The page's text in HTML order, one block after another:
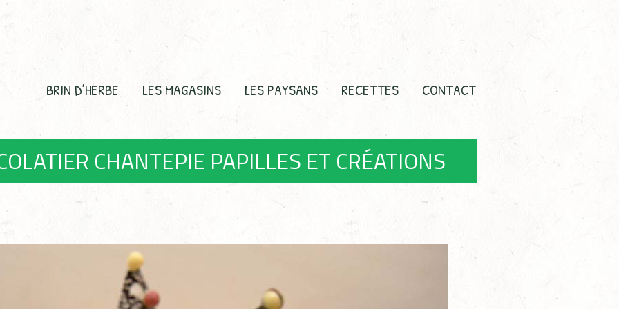
BRIN D’HERBE LES MAGASINS LES PAYSANS RECETTES CONTACT
CHANTEPIE PAPILLES ET CRÉATIONS